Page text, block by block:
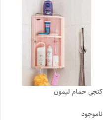
کنجی حمام لیمون
ناموجود